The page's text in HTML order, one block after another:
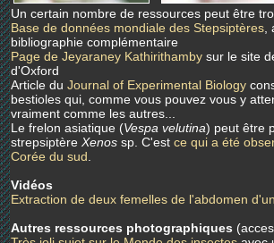
Un certain nombre de ressources peut être
Base de données mondiale des Stepsiptères
bibliographie complémentaire
Page de Jeyaraney Kathirithamby sur le site
d'Oxford
Article du Journal of Experimental Biology
bestioles qui, comme vous pouvez vous y
vraiment comme les autres...
Le frelon asiatique (Vespa velutina) peut être
strepsiptère Xenos sp. C'est ce qui a été
Corée du sud
Vidéos
Extraction de deux femelles de l'abdomen
Autres ressources photographiques